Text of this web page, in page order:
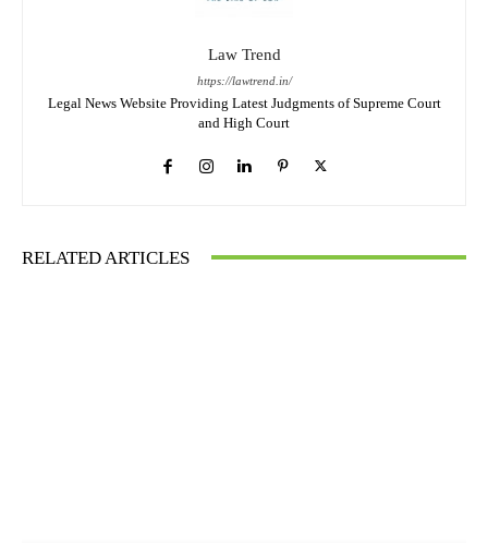
Law Trend
https://lawtrend.in/
Legal News Website Providing Latest Judgments of Supreme Court
and High Court
RELATED ARTICLES